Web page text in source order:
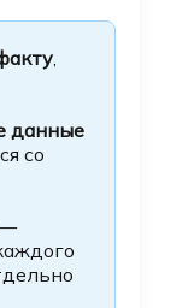
,
данные
со